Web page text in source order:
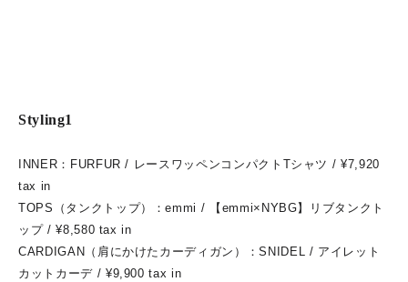
Styling1
INNER：FURFUR / レースワッペンコンパクトTシャツ / ¥7,920
tax in
TOPS（タンクトップ）：emmi / 【emmi×NYBG】リブタンクト
ップ / ¥8,580 tax in
CARDIGAN（肩にかけたカーディガン）：SNIDEL / アイレット
カットカーデ / ¥9,900 tax in